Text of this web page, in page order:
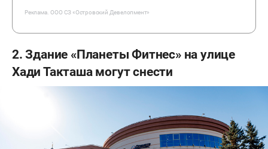
Реклама. ООО СЗ «Островский Девелопмент»
2. Здание «Планеты Фитнес» на улице
Хади Такташа могут снести